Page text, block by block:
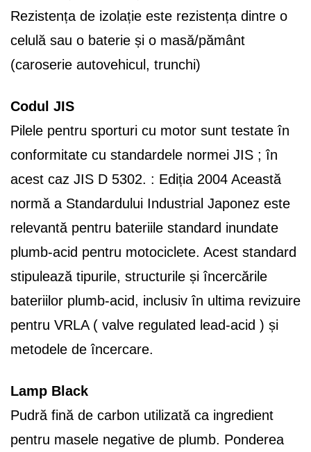
Rezistența de izolație este rezistența dintre o
celulă sau o baterie și o masă/pământ
(caroserie autovehicul, trunchi)
Codul JIS
Pilele pentru sporturi cu motor sunt testate în
conformitate cu standardele normei JIS ; în
acest caz JIS D 5302. : Ediția 2004 Această
normă a Standardului Industrial Japonez este
relevantă pentru bateriile standard inundate
plumb-acid pentru motociclete. Acest standard
stipulează tipurile, structurile și încercările
bateriilor plumb-acid, inclusiv în ultima revizuire
pentru VRLA ( valve regulated lead-acid ) și
metodele de încercare.
Lamp Black
Pudră fină de carbon utilizată ca ingredient
pentru masele negative de plumb. Ponderea